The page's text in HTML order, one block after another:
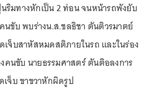
ริมทางหักเป็น 2 ท่อน จนหน้ารถพังยับ
คนขับ พบร่างน.ส.ชลธิชา ตันติวรมาตย์
เจ็บสาหัสหมดสติภายในรถ และในร่อง
คนขับ นายธรรมศาสตร์ ตันติอลงการ
จ็บ ขาขวาหักผิดรูป